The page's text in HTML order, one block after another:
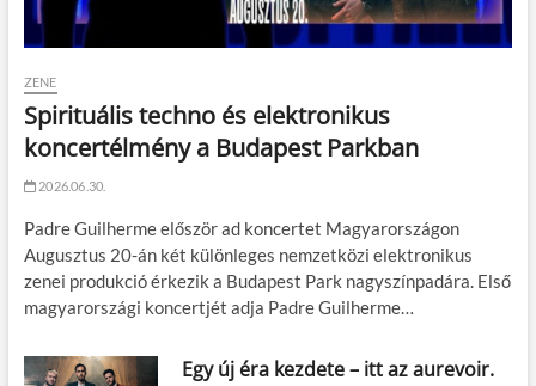
ZENE
Spirituális techno és elektronikus
koncertélmény a Budapest Parkban
2026.06.30.
Padre Guilherme először ad koncertet Magyarországon
Augusztus 20-án két különleges nemzetközi elektronikus
zenei produkció érkezik a Budapest Park nagyszínpadára. Első
magyarországi koncertjét adja Padre Guilherme…
Egy új éra kezdete – itt az aurevoir.